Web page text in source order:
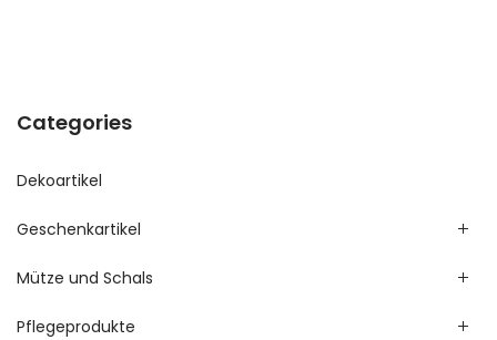
Categories
Dekoartikel
Geschenkartikel
Mütze und Schals
Pflegeprodukte